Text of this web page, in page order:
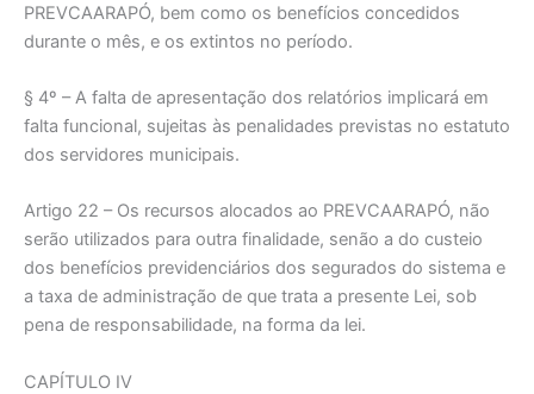
PREVCAARAPÓ, bem como os benefícios concedidos
durante o mês, e os extintos no período.
§ 4º – A falta de apresentação dos relatórios implicará em
falta funcional, sujeitas às penalidades previstas no estatuto
dos servidores municipais.
Artigo 22 – Os recursos alocados ao PREVCAARAPÓ, não
serão utilizados para outra finalidade, senão a do custeio
dos benefícios previdenciários dos segurados do sistema e
a taxa de administração de que trata a presente Lei, sob
pena de responsabilidade, na forma da lei.
CAPÍTULO IV